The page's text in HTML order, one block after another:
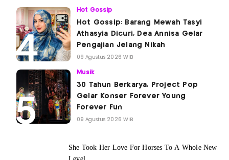
Hot Gossip
Hot Gossip: Barang Mewah Tasyi
Athasyia Dicuri, Dea Annisa Gelar
Pengajian Jelang Nikah
09 Agustus 2026 WIB
Musik
30 Tahun Berkarya, Project Pop
Gelar Konser Forever Young
Forever Fun
09 Agustus 2026 WIB